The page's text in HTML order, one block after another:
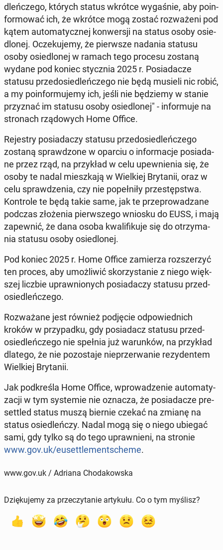
dleń­cze­go, których status wkrótce wy­ga­śnie, aby po­in­
for­mo­wać ich, że wkrótce mogą zostać roz­wa­że­ni pod
kątem au­to­ma­tycz­nej kon­wer­sji na status osoby osie­
dlo­nej. Ocze­ku­je­my, że pierw­sze nadania statusu
osoby osie­dlo­nej w ramach tego procesu zostaną
wydane pod koniec stycz­nia 2025 r. Po­sia­da­cze
statusu przed­osie­dleń­cze­go nie będą musieli nic robić,
a my po­in­for­mu­je­my ich, jeśli nie bę­dzie­my w stanie
przy­znać im statusu osoby osie­dlo­nej" - in­for­mu­je na
stro­nach rzą­do­wych Home Office.
Re­je­stry po­sia­da­czy statusu przed­osie­dleń­cze­go
zostaną spraw­dzo­ne w oparciu o in­for­ma­cje po­sia­da­
ne przez rząd, na przy­kład w celu upew­nie­nia się, że
osoby te nadal miesz­ka­ją w Wiel­kiej Bry­ta­nii, oraz w
celu spraw­dze­nia, czy nie po­peł­ni­ły prze­stęp­stwa.
Kon­tro­le te będą takie same, jak te prze­pro­wa­dza­ne
podczas zło­że­nia pierw­sze­go wniosku do EUSS, i mają
za­pew­nić, że dana osoba kwa­li­fi­ku­je się do otrzy­ma­
nia statusu osoby osie­dlo­nej.
Pod koniec 2025 r. Home Office za­mie­rza roz­sze­rzyć
ten proces, aby umoż­li­wić sko­rzy­sta­nie z niego więk­
szej liczbie upraw­nio­nych po­sia­da­czy statusu przed­
osie­dleń­cze­go.
Roz­wa­ża­ne jest również pod­ję­cie od­po­wied­nich
kroków w przy­pad­ku, gdy po­sia­dacz statusu przed­
osie­dleń­cze­go nie spełnia już wa­run­ków, na przy­kład
dlatego, że nie po­zo­sta­je nie­prze­rwa­nie re­zy­den­tem
Wiel­kiej Bry­ta­nii.
Jak pod­kre­śla Home Office, wpro­wa­dze­nie au­to­ma­ty­
za­cji w tym sys­te­mie nie oznacza, że po­sia­da­cze pre-
settled status muszą biernie czekać na zmianę na
status osie­dleń­czy. Nadal mogą się o niego ubiegać
sami, gdy tylko są do tego upraw­nie­ni, na stronie
www.gov.uk/eu­set­tle­ment­sche­me.
www.gov.uk / Adriana Chodakowska
Dziękujemy za przeczytanie artykułu. Co o tym myślisz?